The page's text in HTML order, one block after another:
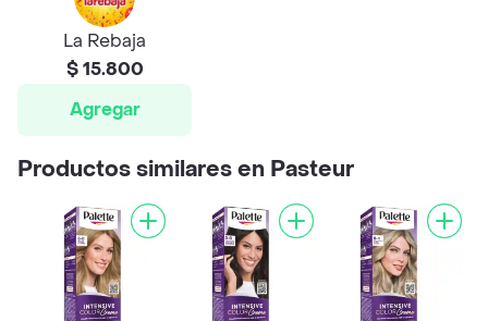
La Rebaja
$ 15.800
Agregar
Productos similares en Pasteur